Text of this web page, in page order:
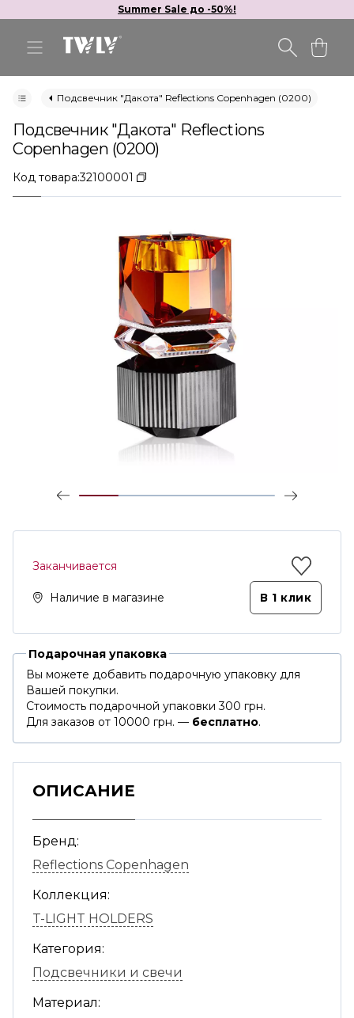
Summer Sale до -50%!
Подсвечник "Дакота" Reflections Copenhagen (0200)
Подсвечник "Дакота" Reflections
Copenhagen (0200)
Код товара:32100001
Заканчивается
Наличие в магазине В 1 клик
Подарочная упаковка
Вы можете добавить подарочную упаковку для
Вашей покупки.
Стоимость подарочной упаковки 300 грн.
Для заказов от 10000 грн. — бесплатно.
ОПИСАНИЕ
Бренд:
Reflections Copenhagen
Коллекция:
T-LIGHT HOLDERS
Категория:
Подсвечники и свечи
Материал: